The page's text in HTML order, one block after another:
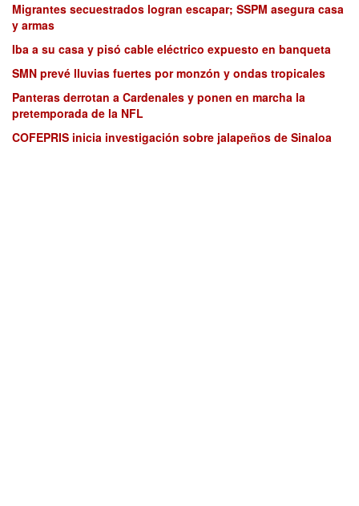
Migrantes secuestrados logran escapar; SSPM asegura casa
y armas
Iba a su casa y pisó cable eléctrico expuesto en banqueta
SMN prevé lluvias fuertes por monzón y ondas tropicales
Panteras derrotan a Cardenales y ponen en marcha la
pretemporada de la NFL
COFEPRIS inicia investigación sobre jalapeños de Sinaloa